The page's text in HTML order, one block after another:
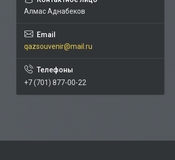
Алмас Аднабеков
qazsouvenir@mail.ru
+7 (701) 877-00-22